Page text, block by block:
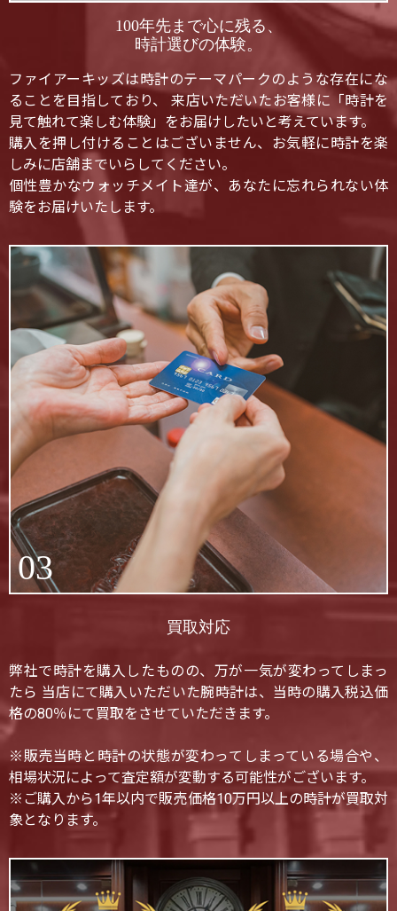
100年先まで心に残る、
時計選びの体験。
ファイアーキッズは時計のテーマパークのような存在にな
ることを目指しており、 来店いただいたお客様に「時計を
見て触れて楽しむ体験」をお届けしたいと考えています。
購入を押し付けることはございません、お気軽に時計を楽
しみに店舗までいらしてください。
個性豊かなウォッチメイト達が、あなたに忘れられない体
験をお届けいたします。
03
買取対応
弊社で時計を購入したものの、万が一気が変わってしまっ
たら 当店にて購入いただいた腕時計は、当時の購入税込価
格の80％にて買取をさせていただきます。
※販売当時と時計の状態が変わってしまっている場合や、
相場状況によって査定額が変動する可能性がございます。
※ご購入から1年以内で販売価格10万円以上の時計が買取対
象となります。